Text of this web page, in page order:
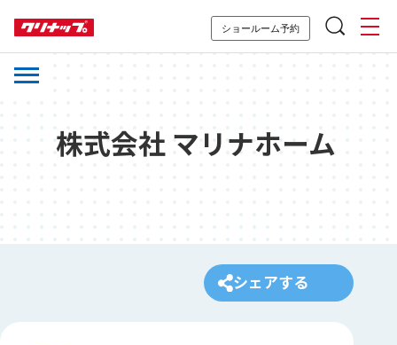
ショールーム予約
株式会社 マリナホーム
シェアする